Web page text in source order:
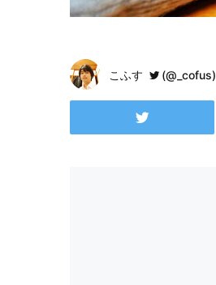
こふす (@_cofus)